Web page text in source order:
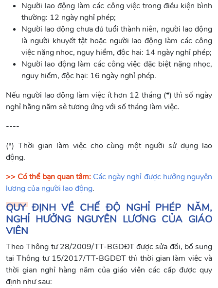
Người lao động làm các công việc trong điều kiện bình
thường: 12 ngày nghỉ phép;
Người lao động chưa đủ tuổi thành niên, người lao động
là người khuyết tật hoặc người lao động làm các công
việc nặng nhọc, nguy hiểm, độc hại: 14 ngày nghỉ phép;
Người lao động làm các công việc đặc biệt nặng nhọc,
nguy hiểm, độc hại: 16 ngày nghỉ phép.
Nếu người lao động làm việc ít hơn 12 tháng (*) thì số ngày
nghỉ hằng năm sẽ tương ứng với số tháng làm việc.
----
(*) Thời gian làm việc cho cùng một người sử dụng lao
động.
>> Có thể bạn quan tâm: Các ngày nghỉ được hưởng nguyên
lương của người lao động.
QUY ĐỊNH VỀ CHẾ ĐỘ NGHỈ PHÉP NĂM,
NGHỈ HƯỞNG NGUYÊN LƯƠNG CỦA GIÁO
VIÊN
Theo Thông tư 28/2009/TT-BGDĐT được sửa đổi, bổ sung
tại Thông tư 15/2017/TT-BGDĐT thì thời gian làm việc và
thời gian nghỉ hàng năm của giáo viên các cấp được quy
định như sau: